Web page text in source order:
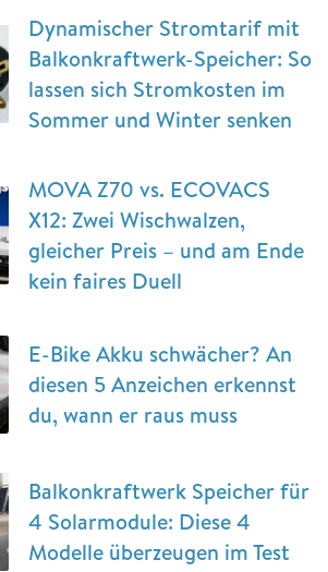
Dynamischer Stromtarif mit
Balkonkraftwerk-Speicher: So
lassen sich Stromkosten im
Sommer und Winter senken
MOVA Z70 vs. ECOVACS
X12: Zwei Wischwalzen,
gleicher Preis – und am Ende
kein faires Duell
E-Bike Akku schwächer? An
diesen 5 Anzeichen erkennst
du, wann er raus muss
Balkonkraftwerk Speicher für
4 Solarmodule: Diese 4
Modelle überzeugen im Test